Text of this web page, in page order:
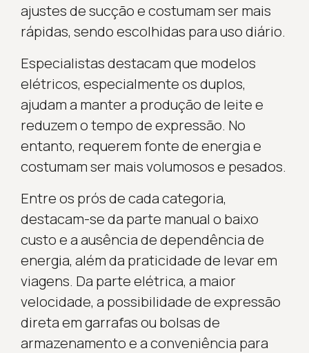
ajustes de sucção e costumam ser mais
rápidas, sendo escolhidas para uso diário.
Especialistas destacam que modelos
elétricos, especialmente os duplos,
ajudam a manter a produção de leite e
reduzem o tempo de expressão. No
entanto, requerem fonte de energia e
costumam ser mais volumosos e pesados.
Entre os prós de cada categoria,
destacam-se da parte manual o baixo
custo e a ausência de dependência de
energia, além da praticidade de levar em
viagens. Da parte elétrica, a maior
velocidade, a possibilidade de expressão
direta em garrafas ou bolsas de
armazenamento e a conveniência para